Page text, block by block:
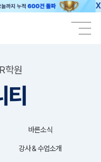
X
학원
바른소식
강사＆수업소개